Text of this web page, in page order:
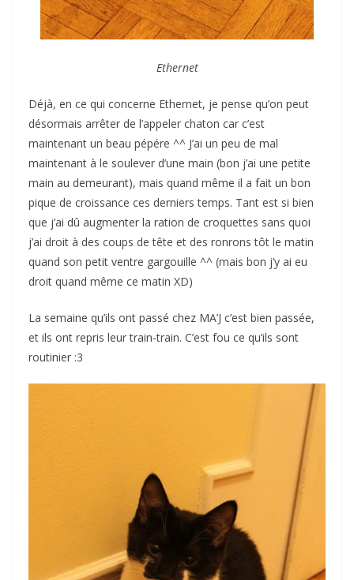
Ethernet
Déjà, en ce qui concerne Ethernet, je pense qu’on peut
désormais arrêter de l’appeler chaton car c’est
maintenant un beau pépére ^^ J’ai un peu de mal
maintenant à le soulever d’une main (bon j’ai une petite
main au demeurant), mais quand même il a fait un bon
pique de croissance ces derniers temps. Tant est si bien
que j’ai dû augmenter la ration de croquettes sans quoi
j’ai droit à des coups de tête et des ronrons tôt le matin
quand son petit ventre gargouille ^^ (mais bon j’y ai eu
droit quand même ce matin XD)
La semaine qu’ils ont passé chez MA’J c’est bien passée,
et ils ont repris leur train-train. C’est fou ce qu’ils sont
routinier :3